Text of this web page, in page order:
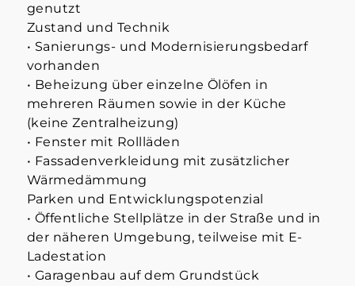
genutzt
Zustand und Technik
• Sanierungs- und Modernisierungsbedarf
vorhanden
• Beheizung über einzelne Ölöfen in
mehreren Räumen sowie in der Küche
(keine Zentralheizung)
• Fenster mit Rollläden
• Fassadenverkleidung mit zusätzlicher
Wärmedämmung
Parken und Entwicklungspotenzial
• Öffentliche Stellplätze in der Straße und in
der näheren Umgebung, teilweise mit E-
Ladestation
• Garagenbau auf dem Grundstück